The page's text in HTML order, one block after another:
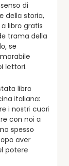
di
della storia,
libro gratis
trama della
se
lettori.
libro
italiana:
i nostri cuori
con noi a
spesso
aver
potere